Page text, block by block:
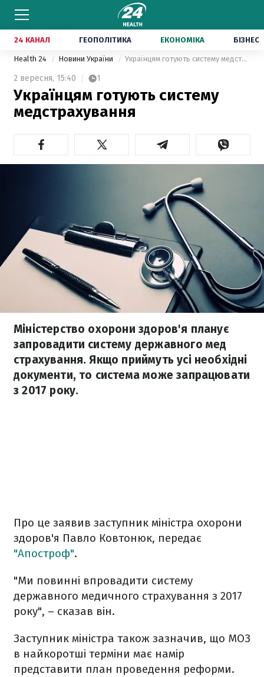
24 КАНАЛ ГЕОПОЛІТИКА ЕКОНОМІКА БІЗНЕС
Health 24 Новини України Українцям готують систему медстрахування
2 вересня, 15:40 1
Українцям готують систему
медстрахування
Міністерство охорони здоров'я планує
запровадити систему державного мед
страхування. Якщо приймуть усі необхідні
документи, то система може запрацювати
з 2017 року.
Про це заявив заступник міністра охорони
здоров'я Павло Ковтонюк, передає
"Апостроф".
"Ми повинні впровадити систему
державного медичного страхування з 2017
року", – сказав він.
Заступник міністра також зазначив, що МОЗ
в найкоротші терміни має намір
представити план проведення реформи.